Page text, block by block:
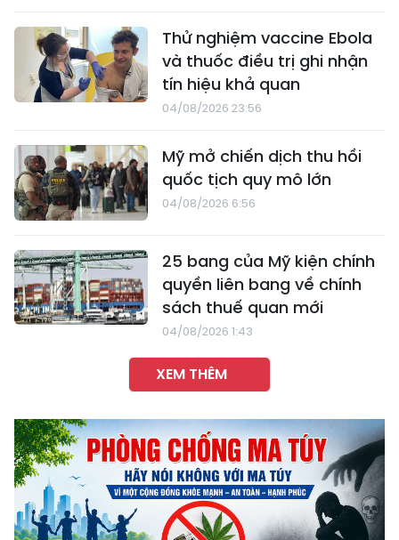
Thử nghiệm vaccine Ebola
và thuốc điều trị ghi nhận
tín hiệu khả quan
04/08/2026 23:56
Mỹ mở chiến dịch thu hồi
quốc tịch quy mô lớn
04/08/2026 6:56
25 bang của Mỹ kiện chính
quyền liên bang về chính
sách thuế quan mới
04/08/2026 1:43
XEM THÊM